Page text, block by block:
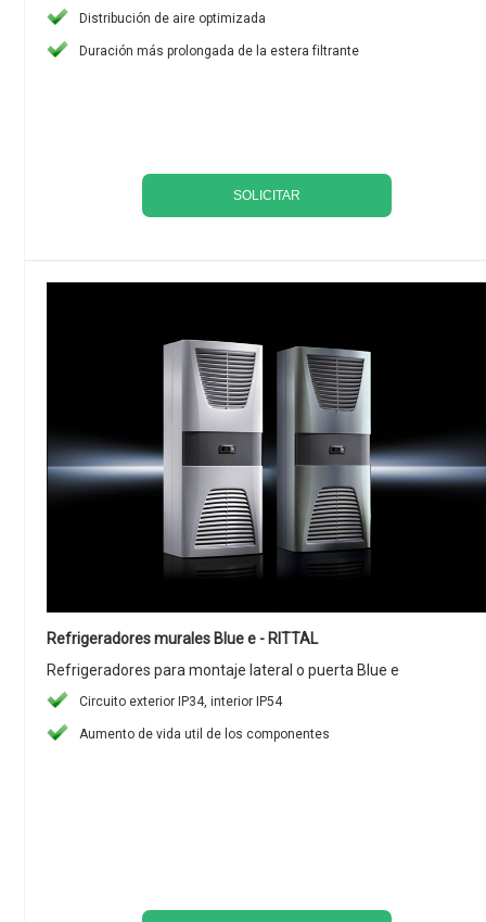
Distribución de aire optimizada
Duración más prolongada de la estera filtrante
SOLICITAR
Refrigeradores murales Blue e - RITTAL
Refrigeradores para montaje lateral o puerta Blue e
Circuito exterior IP34, interior IP54
Aumento de vida util de los componentes